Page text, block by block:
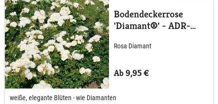
Bodendeckerrose
'Diamant®' - ADR-
Rosa Diamant
Ab 9,95 €
weiße, elegante Blüten - wie Diamanten